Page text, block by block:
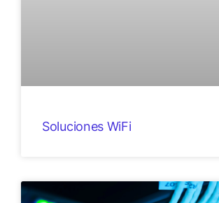
Soluciones WiFi